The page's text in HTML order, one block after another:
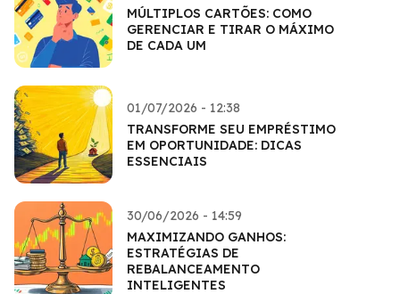
MÚLTIPLOS CARTÕES: COMO
GERENCIAR E TIRAR O MÁXIMO
DE CADA UM
01/07/2026 - 12:38
TRANSFORME SEU EMPRÉSTIMO
EM OPORTUNIDADE: DICAS
ESSENCIAIS
30/06/2026 - 14:59
MAXIMIZANDO GANHOS:
ESTRATÉGIAS DE
REBALANCEAMENTO
INTELIGENTES